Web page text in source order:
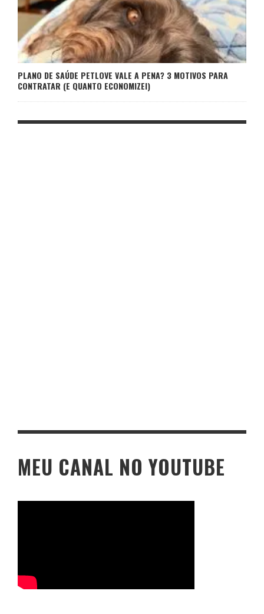
PLANO DE SAÚDE PETLOVE VALE A PENA? 3 MOTIVOS PARA
CONTRATAR (E QUANTO ECONOMIZEI)
MEU CANAL NO YOUTUBE